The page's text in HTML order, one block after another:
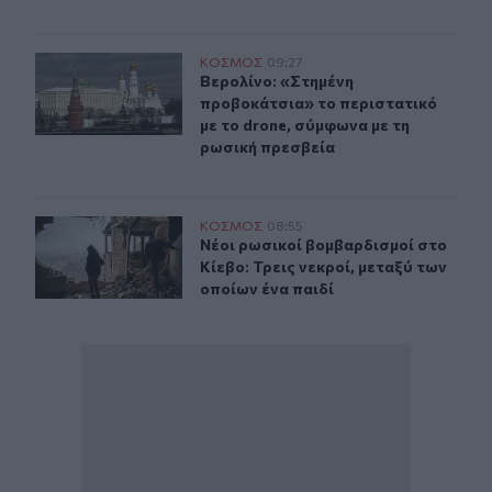
Βερολίνο: «Στημένη προβοκάτσια» το περιστατικό
ΚΟΣΜΟΣ 09:27
Βερολίνο: «Στημένη
Βερολίνο: «Στημένη
προβοκάτσια» το περιστατικό
με το drone, σύμφωνα με τη
ρωσική πρεσβεία
Νέοι ρωσικοί βομβαρδισμοί στο Κίεβο: Τρεις νεκροί,
ΚΟΣΜΟΣ 08:55
Νέοι ρωσικοί βομβαρδισμοί στο
Νέοι ρωσικοί βομβαρδισμοί στο
Κίεβο: Τρεις νεκροί, μεταξύ των
οποίων ένα παιδί